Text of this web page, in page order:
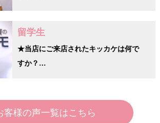
留学生
★当店にご来店されたキッカケは何で
すか？…
客様の声一覧はこちら